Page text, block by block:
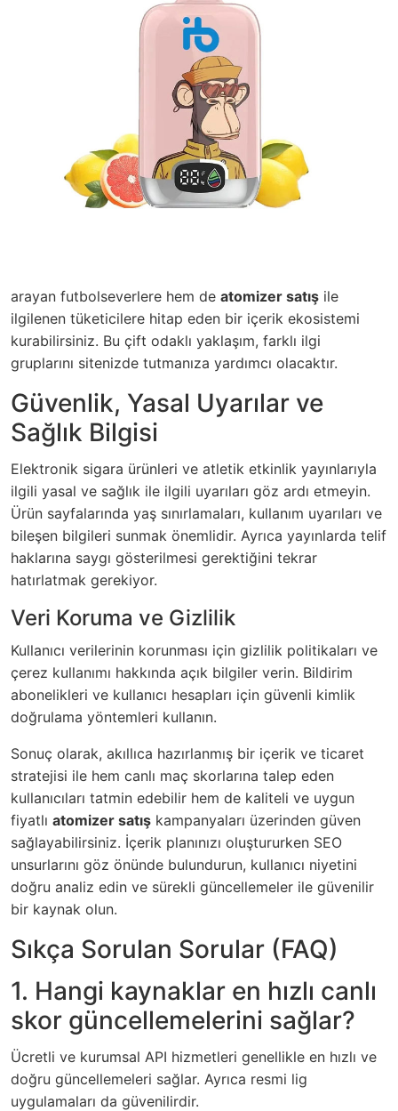
arayan futbolseverlere hem de atomizer satış ile
ilgilenen tüketicilere hitap eden bir içerik ekosistemi
kurabilirsiniz. Bu çift odaklı yaklaşım, farklı ilgi
gruplarını sitenizde tutmanıza yardımcı olacaktır.
Güvenlik, Yasal Uyarılar ve
Sağlık Bilgisi
Elektronik sigara ürünleri ve atletik etkinlik yayınlarıyla
ilgili yasal ve sağlık ile ilgili uyarıları göz ardı etmeyin.
Ürün sayfalarında yaş sınırlamaları, kullanım uyarıları ve
bileşen bilgileri sunmak önemlidir. Ayrıca yayınlarda telif
haklarına saygı gösterilmesi gerektiğini tekrar
hatırlatmak gerekiyor.
Veri Koruma ve Gizlilik
Kullanıcı verilerinin korunması için gizlilik politikaları ve
çerez kullanımı hakkında açık bilgiler verin. Bildirim
abonelikleri ve kullanıcı hesapları için güvenli kimlik
doğrulama yöntemleri kullanın.
Sonuç olarak, akıllıca hazırlanmış bir içerik ve ticaret
stratejisi ile hem canlı maç skorlarına talep eden
kullanıcıları tatmin edebilir hem de kaliteli ve uygun
fiyatlı atomizer satış kampanyaları üzerinden güven
sağlayabilirsiniz. İçerik planınızı oluştururken SEO
unsurlarını göz önünde bulundurun, kullanıcı niyetini
doğru analiz edin ve sürekli güncellemeler ile güvenilir
bir kaynak olun.
Sıkça Sorulan Sorular (FAQ)
1. Hangi kaynaklar en hızlı canlı
skor güncellemelerini sağlar?
Ücretli ve kurumsal API hizmetleri genellikle en hızlı ve
doğru güncellemeleri sağlar. Ayrıca resmi lig
uygulamaları da güvenilirdir.